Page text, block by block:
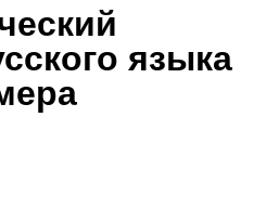
языка